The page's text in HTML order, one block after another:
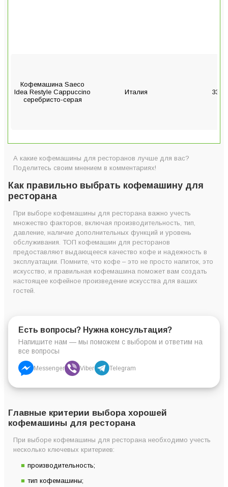
Кофемашина Saeco
Idea Restyle Cappuccino
серебристо-серая
Италия 3300
Кофемашина
Coffee F22
Кофемашина Jura X10
Суперавтомат Dr.
Coffee CoffeeCenter
Китай
А какие кофемашины для ресторанов лучше для вас?
Поделитесь своим мнением в комментариях!
Как правильно выбрать кофемашину для
ресторана
При выборе кофемашины для ресторана важно учесть
множество факторов, включая производительность, тип,
давление, наличие дополнительных функций и уровень
обслуживания. ТОП кофемашин для ресторанов
предоставляют выдающееся качество кофе и надежность в
эксплуатации. Помните, что кофе – это не просто напиток, это
искусство, и правильная кофемашина поможет вам создать
настоящее кофейное произведение искусства для ваших
гостей.
Есть вопросы? Нужна консультация?
Напишите нам — мы поможем с выбором и ответим на
все вопросы
Messenger Viber Telegram
Главные критерии выбора хорошей
кофемашины для ресторана
При выборе кофемашины для ресторана необходимо учесть
несколько ключевых критериев:
производительность;
тип кофемашины;